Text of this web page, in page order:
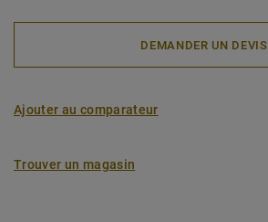
DEMANDER UN DEVIS
Ajouter au comparateur
Trouver un magasin